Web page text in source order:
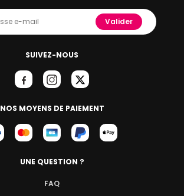
SUIVEZ-NOUS
NOS MOYENS DE PAIEMENT
Valider
UNE QUESTION ?
FAQ